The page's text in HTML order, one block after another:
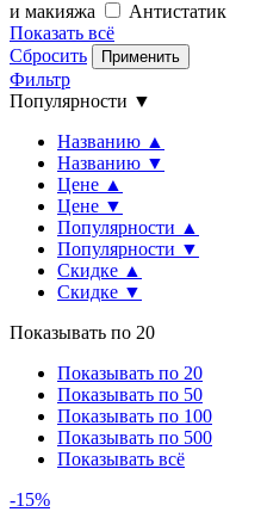
и макияжа
Антистатик
Показать всё
Сбросить
Применить
Фильтр
Популярности ▼
Названию ▲
Названию ▼
Цене ▲
Цене ▼
Популярности ▲
Популярности ▼
Скидке ▲
Скидке ▼
Показывать по 20
Показывать по 20
Показывать по 50
Показывать по 100
Показывать по 500
Показывать всё
-15%